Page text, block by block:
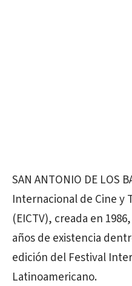
SAN ANTONIO DE LOS
Internacional de Cine y
(EICTV), creada en
años de existencia
edición del Festival
Latinoamericano.